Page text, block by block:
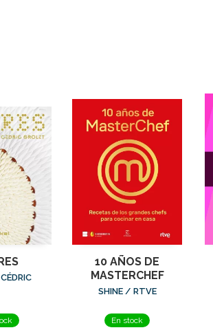
10 AÑOS DE
MASTERCHEF
SHINE / RTVE
En stock